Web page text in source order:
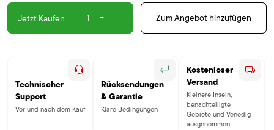
Jetzt Kaufen - + Zum Angebot hinzufügen
Technischer
Support
Vor und nach dem Kauf
Rücksendungen
& Garantie
Klare Bedingungen
Kostenloser
Versand
Kleinere Inseln,
benachteiligte
Gebiete und Venedig
ausgenommen